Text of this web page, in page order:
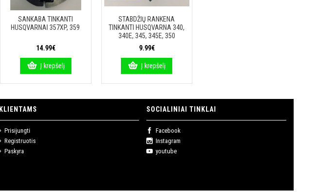
SANKABA TINKANTI
HUSQVARNAI 357XP, 359
14.99€
Į krepšelį
STABDŽIŲ RANKENA
TINKANTI HUSQVARNA 340,
340E, 345, 345E, 350
9.99€
Į krepšelį
KLIENTAMS
Prisijungti
Registruotis
Paskyra
SOCIALINIAI TINKLAI
Facebook
Instagram
youtube